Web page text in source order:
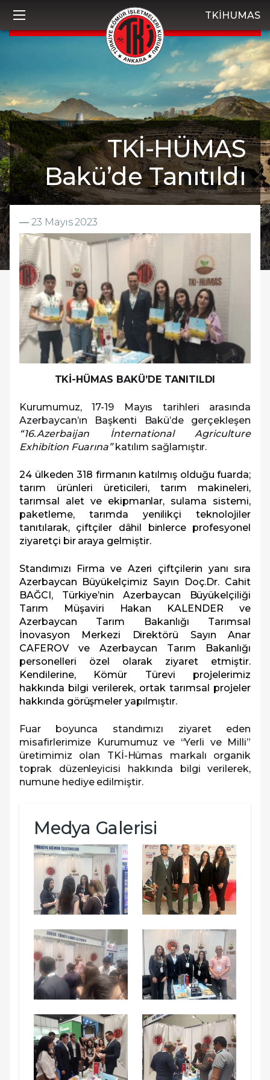
TKİ-HÜMAS
Bakü’de Tanıtıldı
― 23 Mayıs 2023
TKİ-HÜMAS BAKÜ’DE TANITILDI
Kurumumuz, 17-19 Mayıs tarihleri arasında
Azerbaycan’ın Başkenti Bakü’de gerçekleşen
“16.Azerbaijan İnternational Agriculture
Exhibition Fuarına”katılım sağlamıştır.
24 ülkeden 318 firmanın katılmış olduğu fuarda;
tarım ürünleri üreticileri, tarım makineleri,
tarımsal alet ve ekipmanlar, sulama sistemi,
paketleme, tarımda yenilikçi teknolojiler
tanıtılarak, çiftçiler dâhil binlerce profesyonel
ziyaretçi bir araya gelmiştir.
Standımızı Firma ve Azeri çiftçilerin yanı sıra
Azerbaycan Büyükelçimiz Sayın Doç.Dr. Cahit
BAĞCI, Türkiye’nin Azerbaycan Büyükelçiliği
Tarım Müşaviri Hakan KALENDER ve
Azerbaycan Tarım Bakanlığı Tarımsal
İnovasyon Merkezi Direktörü Sayın Anar
CAFEROV ve Azerbaycan Tarım Bakanlığı
personelleri özel olarak ziyaret etmiştir.
Kendilerine, Kömür Türevi projelerimiz
hakkında bilgi verilerek, ortak tarımsal projeler
hakkında görüşmeler yapılmıştır.
Fuar boyunca standımızı ziyaret eden
misafirlerimize Kurumumuz ve “Yerli ve Milli”
üretimimiz olan TKİ-Hümas markalı organik
toprak düzenleyicisi hakkında bilgi verilerek,
numune hediye edilmiştir.
Medya Galerisi
TKİHUMAS